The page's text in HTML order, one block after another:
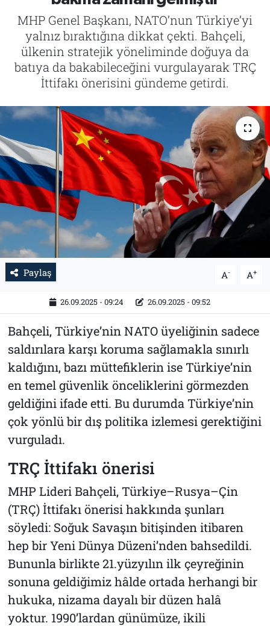
MHP Genel Başkanı, NATO’nun Türkiye’yi
yalnız bıraktığına dikkat çekti. Bahçeli,
ülkenin stratejik yöneliminde doğuya da
batıya da bakabileceğini vurgulayarak TRÇ
İttifakı önerisini gündeme getirdi.
Paylaş A- A+
26.09.2025 - 09:24 26.09.2025 - 09:52
Bahçeli, Türkiye’nin NATO üyeliğinin sadece
saldırılara karşı koruma sağlamakla sınırlı
kaldığını, bazı müttefiklerin ise Türkiye’nin
en temel güvenlik önceliklerini görmezden
geldiğini ifade etti. Bu durumda Türkiye’nin
çok yönlü bir dış politika izlemesi gerektiğini
vurguladı.
TRÇ İttifakı önerisi
MHP Lideri Bahçeli, Türkiye–Rusya–Çin
(TRÇ) İttifakı önerisi hakkında şunları
söyledi: Soğuk Savaşın bitişinden itibaren
hep bir Yeni Dünya Düzeni’nden bahsedildi.
Bununla birlikte 21.yüzyılın ilk çeyreğinin
sonuna geldiğimiz hâlde ortada herhangi bir
hukuka, nizama dayalı bir düzen halâ
yoktur. 1990’lardan günümüze, ikili
Tarih
İletişim
Künye